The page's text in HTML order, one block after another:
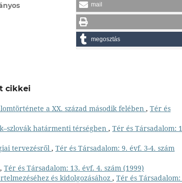
mail
megosztás
cikkei
a XX. század második felében , Tér és
határmenti térségben , Tér és Társadalom:
tervezésről , Tér és Társadalom: 9. évf. 3-4. szám
, Tér és Társadalom: 13. évf. 4. szám (1999)
és kidolgozásához , Tér és Társadalom: